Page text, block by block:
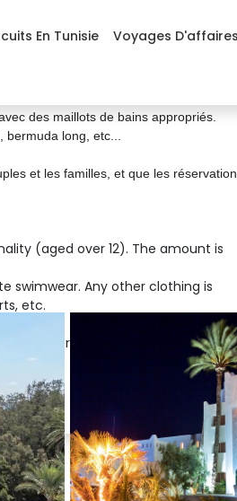
En Tunisie Voyages D'affaires
leurs nationalités (âgés plus de 12
des maillots de bains appropriés.
long, etc...
et les familles, et que les
(aged over 12). The amount is
swimwear. Any other clothing is
etc.
from single guests will not